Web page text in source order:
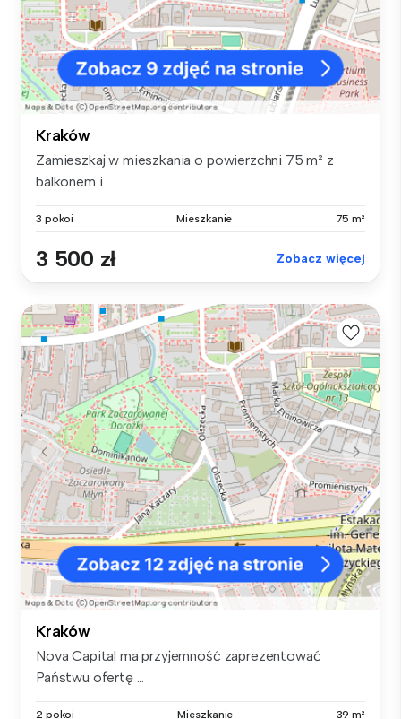
Kraków
Zamieszkaj w mieszkania o powierzchni 75 m² z
balkonem i ...
3 pokoi Mieszkanie 75 m²
3 500 zł Zobacz więcej
Kraków
Nova Capital ma przyjemność zaprezentować
Państwu ofertę ...
2 pokoi Mieszkanie 39 m²